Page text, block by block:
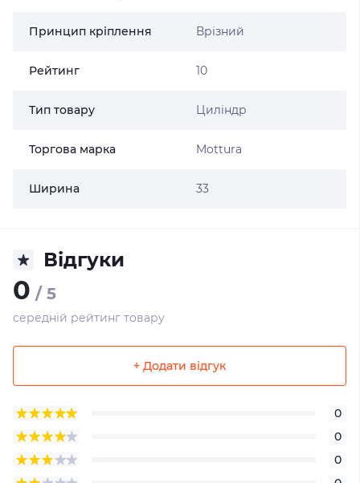
Принцип кріплення Врізний
Рейтинг 10
Тип товару Циліндр
Торгова марка Mottura
Ширина 33
Відгуки
0 / 5
середній рейтинг товару
+ Додати відгук
0
0
0